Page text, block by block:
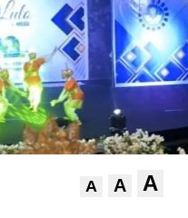
A A A